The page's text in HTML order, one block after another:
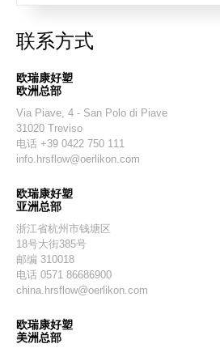
联系方式
欧瑞康好塑
欧洲总部
Via Piave, 4 - San Polo di Piave
31020 Treviso
电话 +39 0422 750 111
info.hrsflow@oerlikon.com
欧瑞康好塑
亚洲总部
浙江省杭州市钱塘区
18号大街385号
邮编 310018
电话 0571 86686900
china.hrsflow@oerlikon.com
欧瑞康好塑
美洲总部